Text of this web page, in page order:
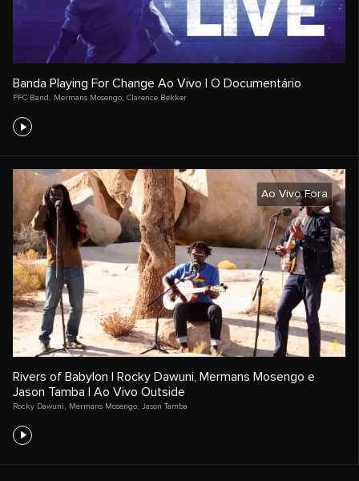
Banda Playing For Change Ao Vivo | O Documentário
PFC Band , Mermans Mosengo, Clarence Bekker
Ao Vivo Fora
Rivers of Babylon | Rocky Dawuni, Mermans Mosengo e
Jason Tamba | Ao Vivo Outside
Rocky Dawuni Mermans Mosengo Jason Tamba